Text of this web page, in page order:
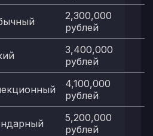
2,300,000
рублей
3,400,000
рублей
4,100,000
рублей
5,200,000
рублей